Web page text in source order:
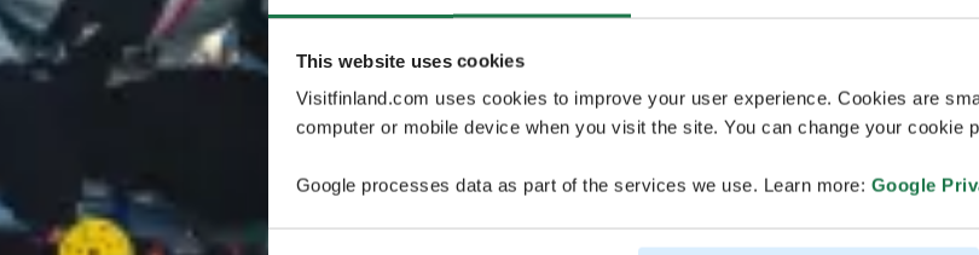
This website uses cookies
Visitfinland.com uses cookies to improve your user experience. Cookies are
computer or mobile device when you visit the site. You can change your cookie
Google processes data as part of the services we use. Learn more: Google